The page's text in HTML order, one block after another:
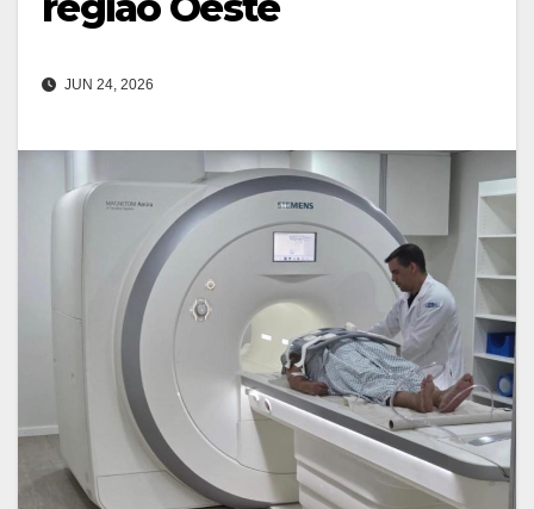
JUN 24, 2026